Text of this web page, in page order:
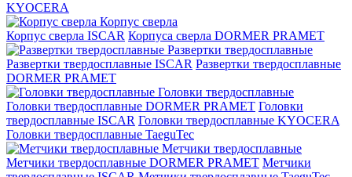
KYOCERA
Корпус сверла
Корпус сверла ISCAR Корпуса сверла DORMER PRAMET
Развертки твердосплавные
Развертки твердосплавные ISCAR Развертки твердосплавные
DORMER PRAMET
Головки твердосплавные
Головки твердосплавные DORMER PRAMET Головки
твердосплавные ISCAR Головки твердосплавные KYOCERA
Головки твердосплавные TaeguTec
Метчики твердосплавные
Метчики твердосплавные DORMER PRAMET Метчики